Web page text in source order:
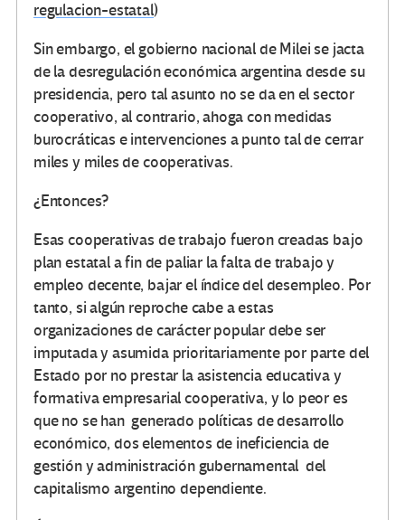
regulacion-estatal)
Sin embargo, el gobierno nacional de Milei se jacta
de la desregulación económica argentina desde su
presidencia, pero tal asunto no se da en el sector
cooperativo, al contrario, ahoga con medidas
burocráticas e intervenciones a punto tal de cerrar
miles y miles de cooperativas.
¿Entonces?
Esas cooperativas de trabajo fueron creadas bajo
plan estatal a fin de paliar la falta de trabajo y
empleo decente, bajar el índice del desempleo. Por
tanto, si algún reproche cabe a estas
organizaciones de carácter popular debe ser
imputada y asumida prioritariamente por parte del
Estado por no prestar la asistencia educativa y
formativa empresarial cooperativa, y lo peor es
que no se han generado políticas de desarrollo
económico, dos elementos de ineficiencia de
gestión y administración gubernamental del
capitalismo argentino dependiente.